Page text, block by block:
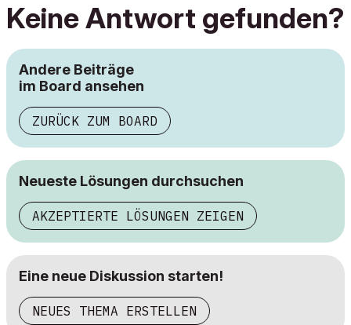
Keine Antwort gefunden?
Andere Beiträge
im Board ansehen
ZURÜCK ZUM BOARD
Neueste Lösungen durchsuchen
AKZEPTIERTE LÖSUNGEN ZEIGEN
Eine neue Diskussion starten!
NEUES THEMA ERSTELLEN